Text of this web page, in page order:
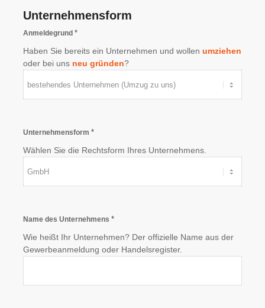
Unternehmensform
Anmeldegrund *
Haben Sie bereits ein Unternehmen und wollen umziehen
oder bei uns neu gründen?
Unternehmensform *
Wählen Sie die Rechtsform Ihres Unternehmens.
Name des Unternehmens *
Wie heißt Ihr Unternehmen? Der offizielle Name aus der
Gewerbeanmeldung oder Handelsregister.